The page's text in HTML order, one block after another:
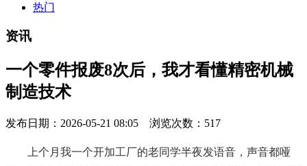
热门
资讯
一个零件报废8次后，我才看懂精密机械
制造技术
发布日期：2026-05-21 08:05 浏览次数： 517
上个月我一个开加工厂的老同学半夜发语音，声音都哑